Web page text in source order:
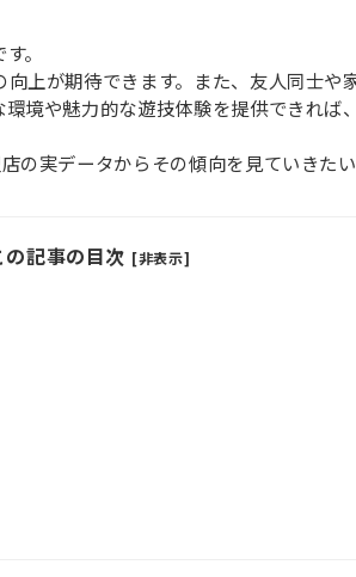
。
上が期待できます。また、友人同士や
境や魅力的な遊技体験を提供できれ
の実データからその傾向を見ていきた
の記事の目次 [非表示]